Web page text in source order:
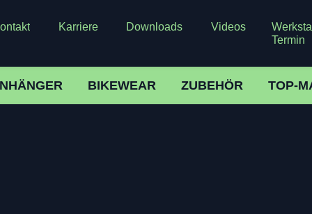
Karriere Downloads Videos
Termin
BIKEWEAR ZUBEHÖR TOP-